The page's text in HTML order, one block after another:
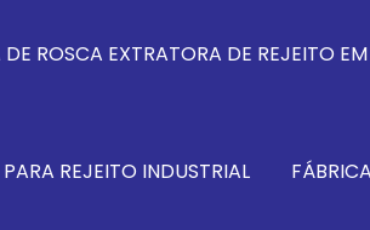
ROSCA EXTRATORA DE REJEITO EM
REJEITO INDUSTRIAL